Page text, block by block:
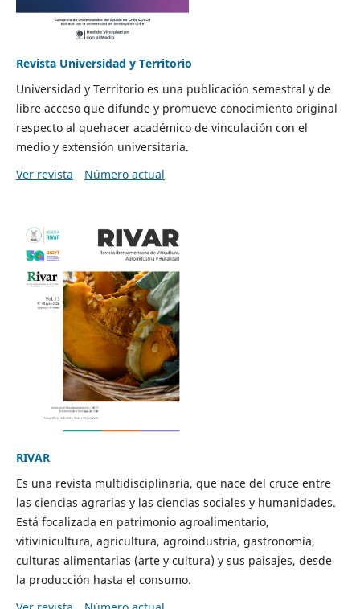
Revista Universidad y Territorio
Universidad y Territorio es una publicación semestral y de
libre acceso que difunde y promueve conocimiento original
respecto al quehacer académico de vinculación con el
medio y extensión universitaria.
Ver revista
Número actual
RIVAR
Es una revista multidisciplinaria, que nace del cruce entre
las ciencias agrarias y las ciencias sociales y humanidades.
Está focalizada en patrimonio agroalimentario,
vitivinicultura, agricultura, agroindustria, gastronomía,
culturas alimentarias (arte y cultura) y sus paisajes, desde
la producción hasta el consumo.